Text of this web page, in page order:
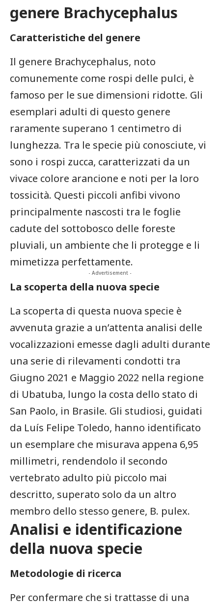
genere Brachycephalus
Caratteristiche del genere
Il genere Brachycephalus, ⁢noto
⁣comunemente come rospi delle pulci, ⁣è
⁢famoso per le sue dimensioni ridotte. Gli
esemplari⁣ adulti di ⁣questo genere‍
raramente superano⁣ 1 centimetro di
lunghezza. Tra le specie più conosciute,⁢ vi
sono i⁤ rospi zucca, caratterizzati da un
vivace‌ colore⁢ arancione e noti per la loro
tossicità. Questi piccoli anfibi vivono⁣
principalmente nascosti tra le foglie
cadute⁣ del sottobosco delle foreste‍
pluviali, un ambiente ​che li‍ protegge⁢ e li
mimetizza ⁣perfettamente.
- Advertisement -
La scoperta della nuova specie
La scoperta di questa‍ nuova specie è
avvenuta grazie a un’attenta analisi delle
vocalizzazioni emesse dagli adulti durante
una serie di rilevamenti condotti⁣ tra
Giugno 2021 ⁢e Maggio 2022 nella⁢ regione
di Ubatuba, lungo la ​costa‍ dello stato di
San Paolo, in Brasile. Gli‌ studiosi, guidati
da Luís Felipe ‍Toledo, hanno identificato
un esemplare che misurava appena 6,95
millimetri, rendendolo ⁣il secondo
vertebrato adulto più piccolo mai
descritto,⁤ superato solo da un altro
membro dello stesso genere, B. pulex.
Analisi e identificazione
della nuova⁣ specie
Metodologie di ricerca
Per confermare che si trattasse di una